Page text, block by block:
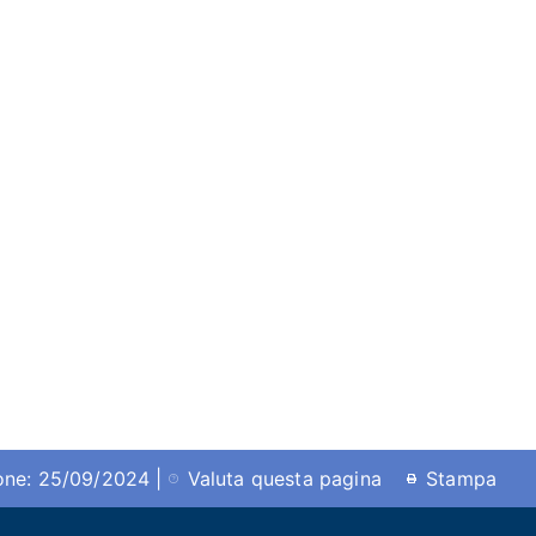
25/09/2024 | Valuta questa pagina Stampa